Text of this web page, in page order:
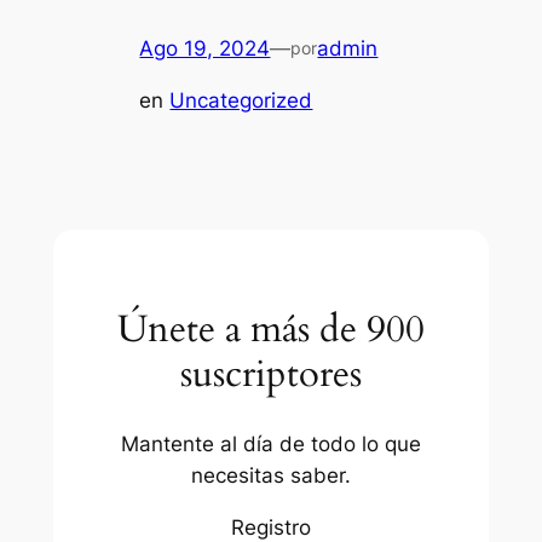
Ago 19, 2024—poradmin
en Uncategorized
Únete a más de 900
suscriptores
Mantente al día de todo lo que
necesitas saber.
Registro